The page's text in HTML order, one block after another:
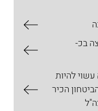
בכ-
להיות
הכיר